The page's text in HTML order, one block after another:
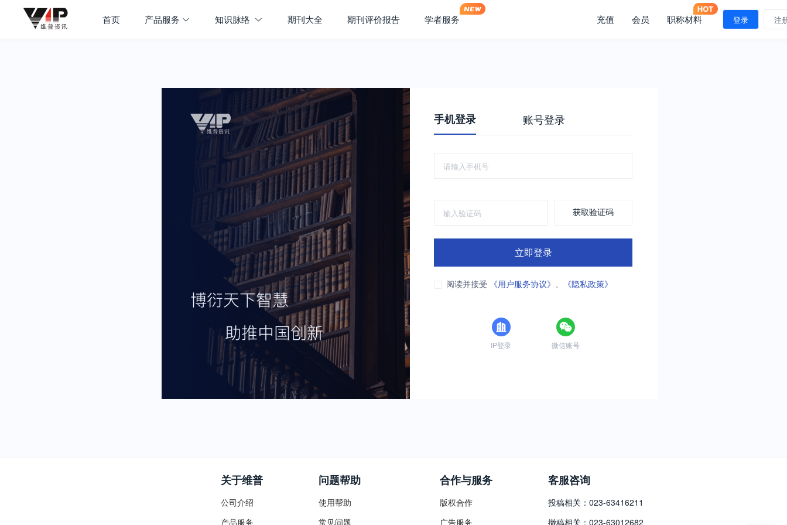
首页 产品服务 知识脉络 期刊大全 期刊评价报告 学者服务 充值 会员 职称材料 登录 注
手机登录 账号登录
获取验证码
立即登录
阅读并接受 《用户服务协议》 、 《隐私政策》
IP登录 微信账号
关于维普
公司介绍
产品服务
问题帮助
使用帮助
常见问题
合作与服务
版权合作
广告服务
客服咨询
投稿相关：023-63416211
撤稿相关：023-63012682